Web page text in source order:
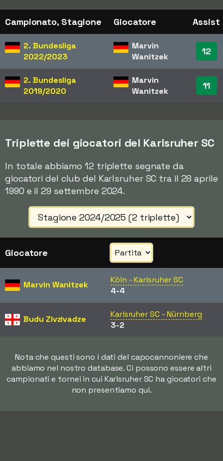
Campionato, Stagione Giocatore Assist
2. Bundesliga
2022/2023
Marvin
Wanitzek
12
2. Bundesliga
2019/2020
Marvin
Wanitzek
11
Triplette dei giocatori del Karlsruher SC
In totale abbiamo 12 triplette segnate da
giocatori del club del Karlsruher SC tra il 28 aprile
1990 e il 29 settembre 2024.
Giocatore
Marvin Wanitzek
Köln - Karlsruher SC
4-4
Budu Zivzivadze
Karlsruher SC - Nürnberg
3-2
Nota che questi sono i dati del capocannoniere che
abbiamo nel nostro database. Ci possono essere altri
campionati e tornei in cui Karlsruher SC ha giocatori che
non presentiamo qui.